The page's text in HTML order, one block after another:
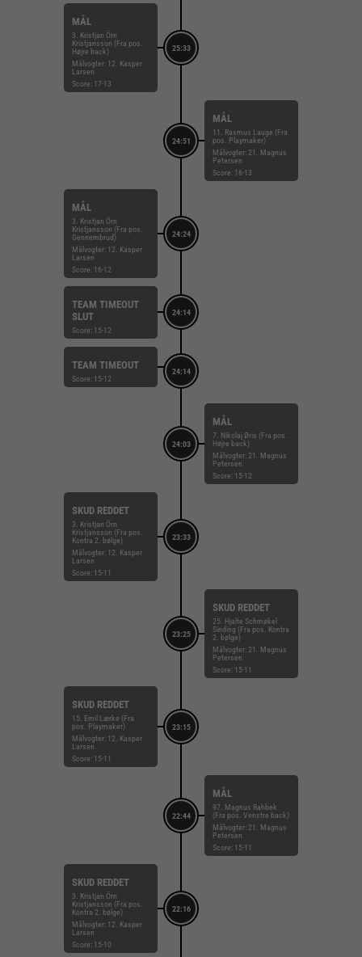
25:33
MÅL
3. Kristjan Örn
Kristjansson (Fra pos.
Højre back)
Målvogter: 12. Kasper
Larsen
Score: 17-13
24:51
MÅL
11. Rasmus Lauge (Fra
pos. Playmaker)
Målvogter: 21. Magnus
Petersen
Score: 16-13
24:24
MÅL
3. Kristjan Örn
Kristjansson (Fra pos.
Gennembrud)
Målvogter: 12. Kasper
Larsen
Score: 16-12
24:14
TEAM TIMEOUT
SLUT
Score: 15-12
24:14
TEAM TIMEOUT
Score: 15-12
24:03
MÅL
7. Nikolaj Øris (Fra pos.
Højre back)
Målvogter: 21. Magnus
Petersen
Score: 15-12
23:33
SKUD REDDET
3. Kristjan Örn
Kristjansson (Fra pos.
Kontra 2. bølge)
Målvogter: 12. Kasper
Larsen
Score: 15-11
23:25
SKUD REDDET
25. Hjalte Schmøkel
Sinding (Fra pos. Kontra
2. bølge)
Målvogter: 21. Magnus
Petersen
Score: 15-11
23:15
SKUD REDDET
15. Emil Lærke (Fra
pos. Playmaker)
Målvogter: 12. Kasper
Larsen
Score: 15-11
22:44
MÅL
97. Magnus Rahbek
(Fra pos. Venstre back)
Målvogter: 21. Magnus
Petersen
Score: 15-11
22:16
SKUD REDDET
3. Kristjan Örn
Kristjansson (Fra pos.
Kontra 2. bølge)
Målvogter: 12. Kasper
Larsen
Score: 15-10